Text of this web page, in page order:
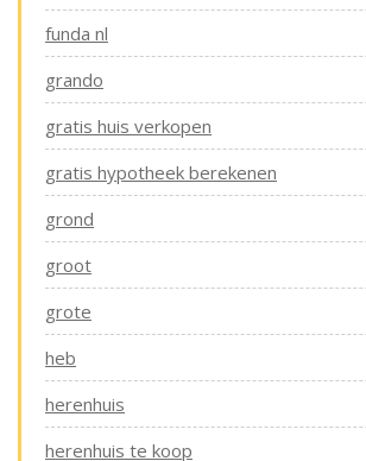
funda nl
grando
gratis huis verkopen
gratis hypotheek berekenen
grond
groot
grote
heb
herenhuis
herenhuis te koop